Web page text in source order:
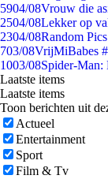
5904/08Vrouw die
2504/08Lekker op
2304/08Random
703/08VrijMiBabes
1003/08Spider-Man:
Laatste items
Laatste items
Toon berichten uit
Actueel
Entertainment
Sport
Film & Tv